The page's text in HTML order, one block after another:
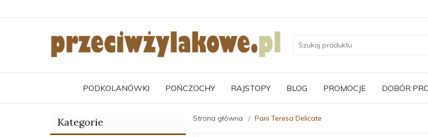
PODKOLANÓWKI POŃCZOCHY RAJSTOPY BLOG PROMOCJE DOBÓR
Kategorie Strona główna Pani Teresa Delicate